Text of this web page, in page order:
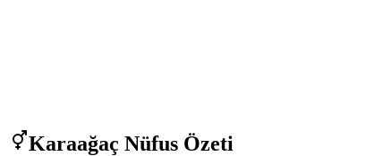
Karaağaç Nüfus Özeti